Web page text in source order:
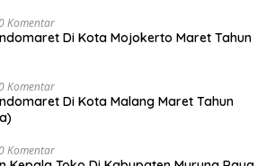
Komentar
Di Kota Mojokerto Maret Tahun
Komentar
Di Kota Malang Maret Tahun
Komentar